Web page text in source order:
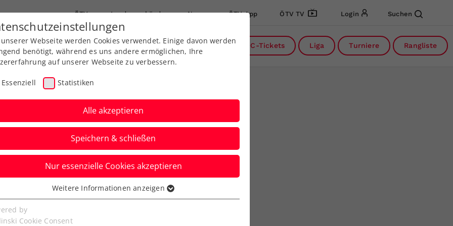
ÖTV Landesverbände News ÖTV App ÖTV TV Login Suchen
Ausbildung Services Über uns DC-Tickets Liga Turniere Rangliste
End: ÖTV-Damen
Sieg gegen Mexiko
Webseite werden Cookies verwendet. Einige davon werden
benötigt, während es uns andere ermöglichen, Ihre
auf unserer Webseite zu verbessern.
Essenziell Statistiken
Alle akzeptieren
Speichern & schließen
Nur essenzielle Cookies akzeptieren
Cookies werden für grundlegende Funktionen der
benötigt. Dadurch ist gewährleistet, dass die Webseite
Weitere Informationen anzeigen
by
Cookie Consent